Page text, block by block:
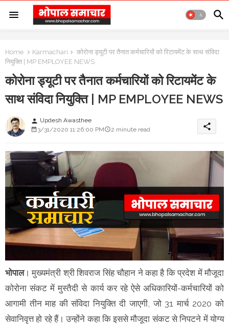
Home Karmachari
कोरोना ड्यूटी पर तैनात कर्मचारियों को रिटायमेंट के साथ संविदा
नियुक्ति | MP EMPLOYEE NEWS
कोरोना ड्यूटी पर तैनात कर्मचारियों को रिटायमेंट के
साथ संविदा नियुक्ति | MP EMPLOYEE NEWS
person Updesh Awasthee
3/31/2020 11:26:00 PM
2 minute read share
भोपाल। मुख्यमंत्री श्री शिवराज सिंह चौहान ने कहा है कि प्रदेश में मौजूदा
कोरोना संकट में मुस्तैदी से कार्य कर रहे ऐसे अधिकारियों-कर्मचारियों को
आगामी तीन माह की संविदा नियुक्ति दी जाएगी, जो 31 मार्च 2020 को
सेवानिवृत्त हो रहे हैं। उन्होंने कहा कि इससे मौजूदा संकट से निपटने में योग्य